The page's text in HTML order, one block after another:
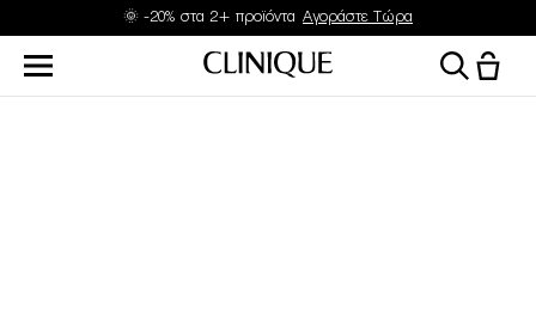
🌞 -20% στα 2+ προϊόντα Αγοράστε Τώρα